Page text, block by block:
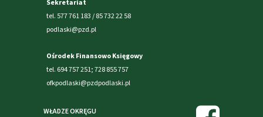
Sekretariat
tel. 577 761 183 / 85 732 22 58
podlaski@pzd.pl
Ośrodek Finansowo Księgowy
tel. 694 757 251; 728 855 757
ofkpodlaski@pzdpodlaski.pl
WŁADZE OKRĘGU